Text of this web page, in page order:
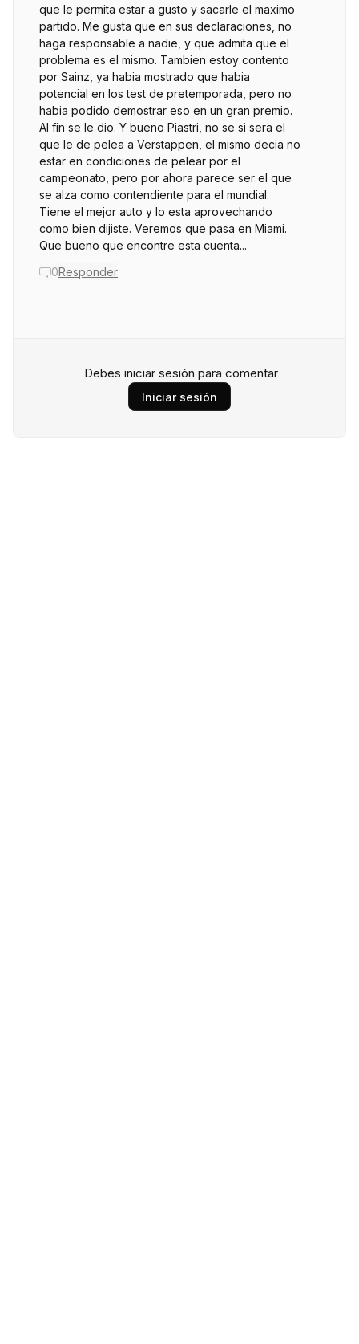
que le permita estar a gusto y sacarle el maximo
partido. Me gusta que en sus declaraciones, no
haga responsable a nadie, y que admita que el
problema es el mismo. Tambien estoy contento
por Sainz, ya habia mostrado que habia
potencial en los test de pretemporada, pero no
habia podido demostrar eso en un gran premio.
Al fin se le dio. Y bueno Piastri, no se si sera el
que le de pelea a Verstappen, el mismo decia no
estar en condiciones de pelear por el
campeonato, pero por ahora parece ser el que
se alza como contendiente para el mundial.
Tiene el mejor auto y lo esta aprovechando
como bien dijiste. Veremos que pasa en Miami.
Que bueno que encontre esta cuenta...
0Responder
Debes iniciar sesión para comentar
Iniciar sesión